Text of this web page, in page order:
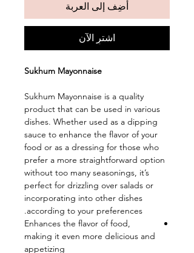
أضِف إلى العربة
اشترِ الآن
Sukhum Mayonnaise
Sukhum Mayonnaise is a quality
product that can be used in various
dishes. Whether used as a dipping
sauce to enhance the flavor of your
food or as a dressing for those who
prefer a more straightforward option
without too many seasonings, it’s
perfect for drizzling over salads or
incorporating into other dishes
according to your preferences.
Enhances the flavor of food,
making it even more delicious and
appetizing